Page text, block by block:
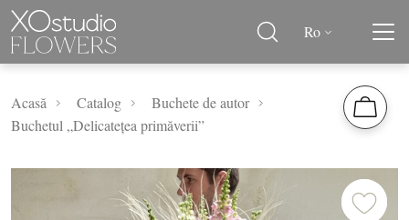
Ro
Acasă Catalog
Buchete de autor
Buchetul „Delicatețea primăverii”